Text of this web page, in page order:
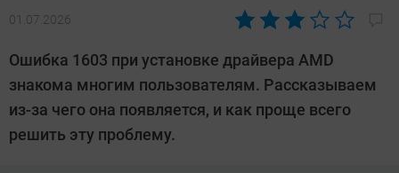
01.07.2026
Автор:
Иванов
Ошибка 1603 при установке драйвера AMD
знакома многим пользователям. Рассказываем
из-за чего она появляется, и как проще всего
решить эту проблему.